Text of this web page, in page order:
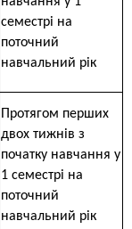
семестрі на
поточний
навчальний рік
Протягом перших
двох тижнів з
початку навчання у
1 семестрі на
поточний
навчальний рік